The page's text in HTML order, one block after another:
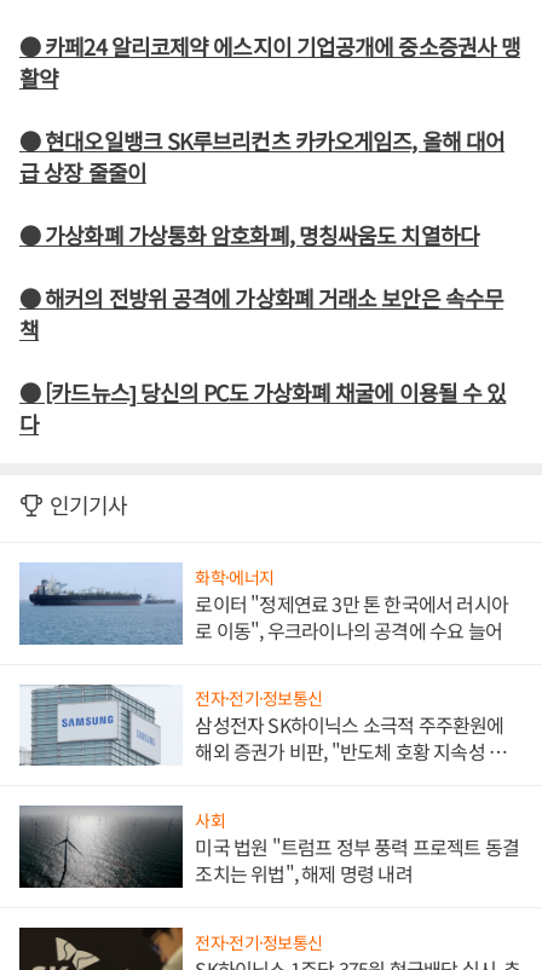
● 카페24 알리코제약 에스지이 기업공개에 중소증권사 맹
활약
● 현대오일뱅크 SK루브리컨츠 카카오게임즈, 올해 대어
급 상장 줄줄이
● 가상화폐 가상통화 암호화폐, 명칭싸움도 치열하다
● 해커의 전방위 공격에 가상화폐 거래소 보안은 속수무
책
● [카드뉴스] 당신의 PC도 가상화폐 채굴에 이용될 수 있
다
인기기사
화학·에너지
로이터 "정제연료 3만 톤 한국에서 러시아
로 이동", 우크라이나의 공격에 수요 늘어
전자·전기·정보통신
삼성전자 SK하이닉스 소극적 주주환원에
해외 증권가 비판, "반도체 호황 지속성 의
사회
미국 법원 "트럼프 정부 풍력 프로젝트 동결
조치는 위법", 해제 명령 내려
전자·전기·정보통신